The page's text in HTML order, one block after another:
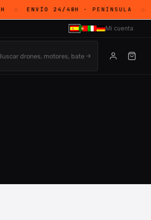
ENVÍO 24/48H· PENÍNSULA
Mi cuenta